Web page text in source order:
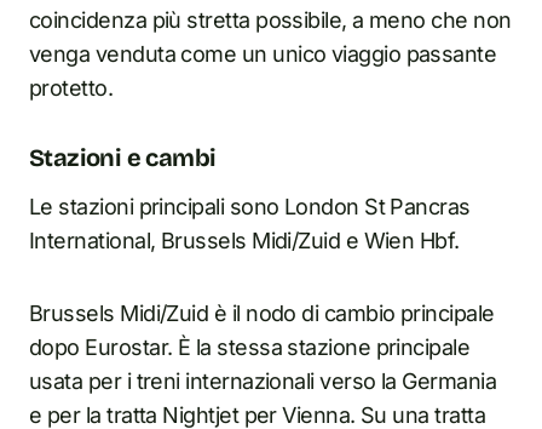
coincidenza più stretta possibile, a meno che non
venga venduta come un unico viaggio passante
protetto.
Stazioni e cambi
Le stazioni principali sono London St Pancras
International, Brussels Midi/Zuid e Wien Hbf.
Brussels Midi/Zuid è il nodo di cambio principale
dopo Eurostar. È la stessa stazione principale
usata per i treni internazionali verso la Germania
e per la tratta Nightjet per Vienna. Su una tratta